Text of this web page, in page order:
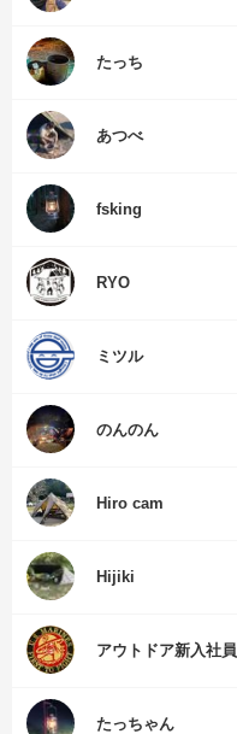
たっち
あつべ
fsking
RYO
ミツル
のんのん
Hiro cam
Hijiki
アウトドア新入社員
たっちゃん